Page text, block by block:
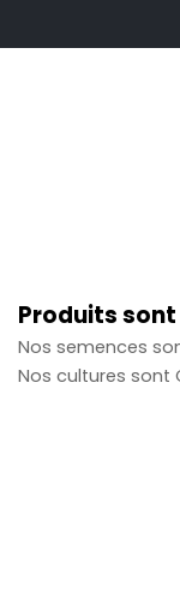
Produits
Nos semences
Nos cultures sont